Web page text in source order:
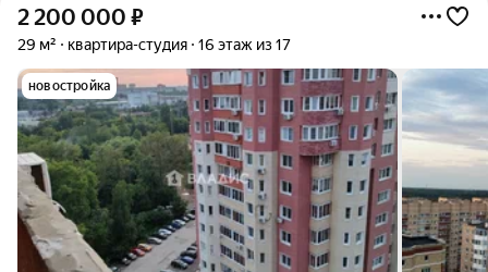
2 200 000 ₽
29 м² квартира-студия 16 этаж из 17
новостройка